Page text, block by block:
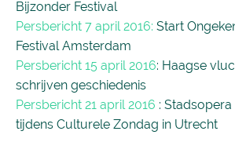
Bijzonder Festival
Persbericht 7 april 2016: Start
Festival Amsterdam
Persbericht 15 april 2016: Haagse
schrijven geschiedenis
Persbericht 21 april 2016 :
tijdens Culturele Zondag in Utrecht